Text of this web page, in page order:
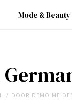
Mode & Beauty
DOOR DEMO